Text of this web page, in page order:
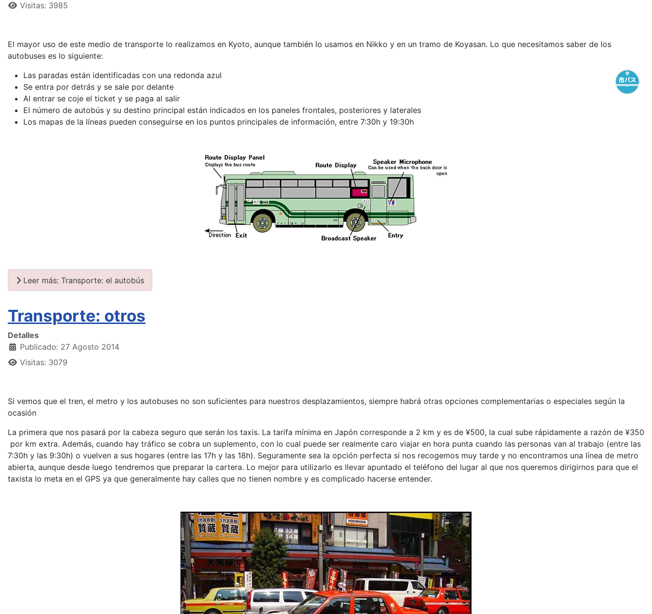
Visitas: 3985
El mayor uso de este medio de transporte lo realizamos en Kyoto, aunque también lo usamos en Nikko y en un tramo de Koyasan. Lo que necesitamos saber de los
autobuses es lo siguiente:
Las paradas están identificadas con una redonda azul
Se entra por detrás y se sale por delante
Al entrar se coje el ticket y se paga al salir
El número de autobús y su destino principal están indicados en los paneles frontales, posteriores y laterales
Los mapas de la líneas pueden conseguirse en los puntos principales de información, entre 7:30h y 19:30h
Leer más: Transporte: el autobús
Transporte: otros
Detalles
Publicado: 27 Agosto 2014
Visitas: 3079
Si vemos que el tren, el metro y los autobuses no son suficientes para nuestros desplazamientos, siempre habrá otras opciones complementarias o especiales según la
ocasión
La primera que nos pasará por la cabeza seguro que serán los taxis. La tarifa mínima en Japón corresponde a 2 km y es de ¥500, la cual sube rápidamente a razón de ¥350
por km extra. Además, cuando hay tráfico se cobra un suplemento, con lo cual puede ser realmente caro viajar en hora punta cuando las personas van al trabajo (entre las
7:30h y las 9:30h) o vuelven a sus hogares (entre las 17h y las 18h). Seguramente sea la opción perfecta si nos recogemos muy tarde y no encontramos una línea de metro
abierta, aunque desde luego tendremos que preparar la cartera. Lo mejor para utilizarlo es llevar apuntado el teléfono del lugar al que nos queremos dirigirnos para que el
taxista lo meta en el GPS ya que generalmente hay calles que no tienen nombre y es complicado hacerse entender.